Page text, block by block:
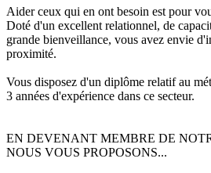
Aider ceux qui en ont besoin est pour
Doté d'un excellent relationnel, de
grande bienveillance, vous avez envie
proximité.
Vous disposez d'un diplôme relatif au
3 années d'expérience dans ce secteur.
EN DEVENANT MEMBRE DE
NOUS VOUS PROPOSONS...